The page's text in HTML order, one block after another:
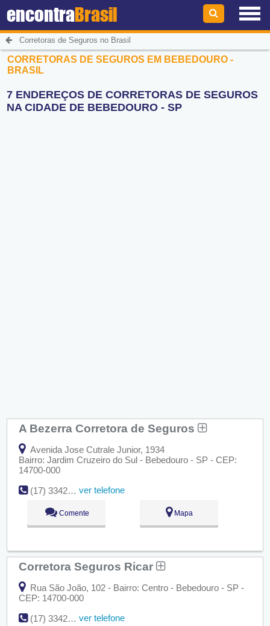
encontraBrasil
Corretoras de Seguros no Brasil
CORRETORAS DE SEGUROS EM BEBEDOURO -
BRASIL
7 ENDEREÇOS DE CORRETORAS DE SEGUROS
NA CIDADE DE BEBEDOURO - SP
A Bezerra Corretora de Seguros
Avenida Jose Cutrale Junior, 1934
Bairro: Jardim Cruzeiro do Sul - Bebedouro - SP - CEP:
14700-000
(17) 3342-622
ver telefone
Comente Mapa
Corretora Seguros Ricar
Rua São João, 102 - Bairro: Centro - Bebedouro - SP -
CEP: 14700-000
(17) 3342-6353
ver telefone